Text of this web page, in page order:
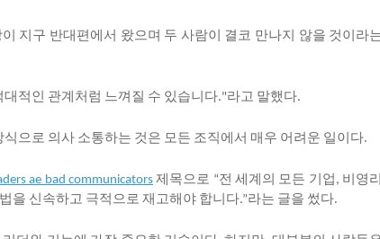
지구 반대편에서 왔으며 두 사람이 결코 만나지 않을 것이라
대적인 관계처럼 느껴질 수 있습니다."라고 말했다.
식으로 의사 소통하는 것은 모든 조직에서 매우 어려운 일이다.
ae bad communicators 제목으로 “전 세계의 모든 기업 , 비영리
을 신속하고 극적으로 재고해야 합니다.”라는 글을 썼다.